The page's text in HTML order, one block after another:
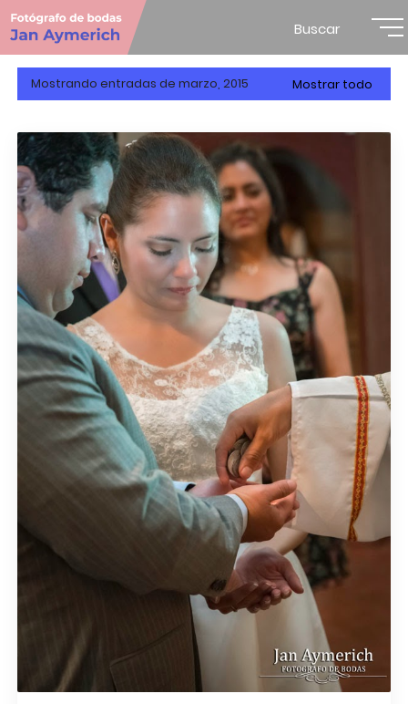
Buscar
Mostrando entradas de marzo, 2015 Mostrar todo